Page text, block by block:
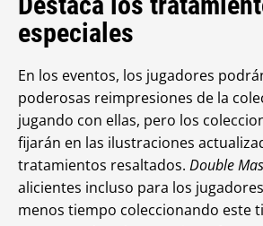
especiales
En los eventos, los jugadores
poderosas reimpresiones de la
jugando con ellas, pero los
fijarán en las ilustraciones
tratamientos resaltados. Double
alicientes incluso para los
menos tiempo coleccionando este